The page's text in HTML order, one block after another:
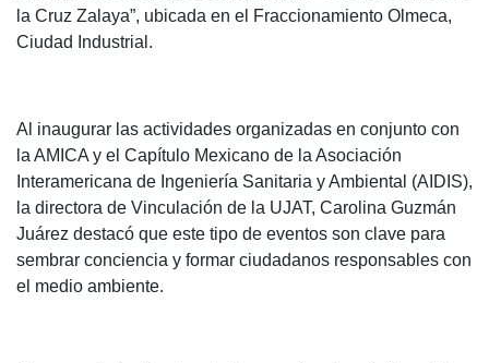
la Cruz Zalaya”, ubicada en el Fraccionamiento Olmeca,
Ciudad Industrial.
Al inaugurar las actividades organizadas en conjunto con
la AMICA y el Capítulo Mexicano de la Asociación
Interamericana de Ingeniería Sanitaria y Ambiental (AIDIS),
la directora de Vinculación de la UJAT, Carolina Guzmán
Juárez destacó que este tipo de eventos son clave para
sembrar conciencia y formar ciudadanos responsables con
el medio ambiente.